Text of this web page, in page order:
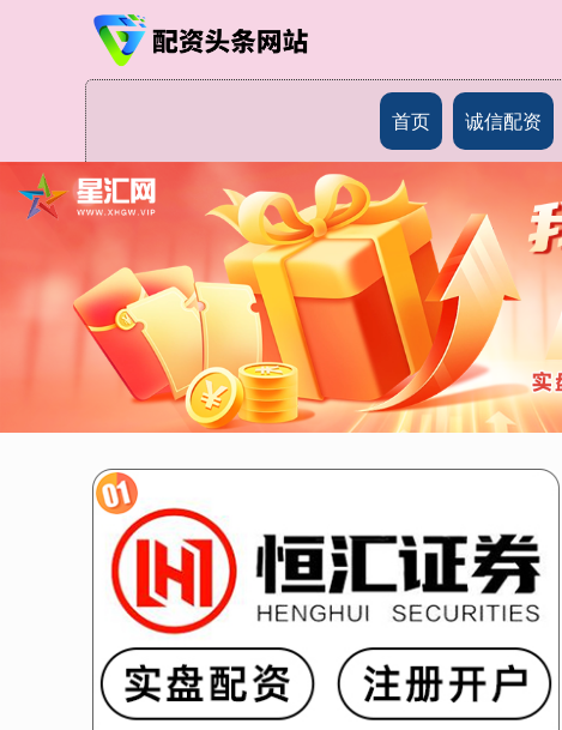
首页 诚信配资